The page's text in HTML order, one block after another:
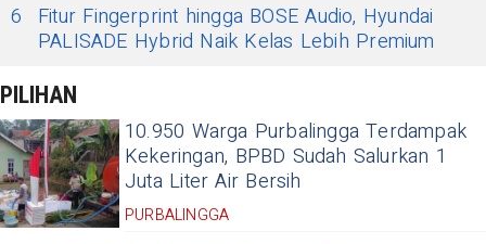
6
Fitur Fingerprint hingga BOSE Audio, Hyundai
PALISADE Hybrid Naik Kelas Lebih Premium
PILIHAN
10.950 Warga Purbalingga Terdampak
Kekeringan, BPBD Sudah Salurkan 1
Juta Liter Air Bersih
PURBALINGGA